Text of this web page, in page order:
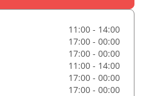
11:00 - 14:00
17:00 - 00:00
17:00 - 00:00
11:00 - 14:00
17:00 - 00:00
17:00 - 00:00